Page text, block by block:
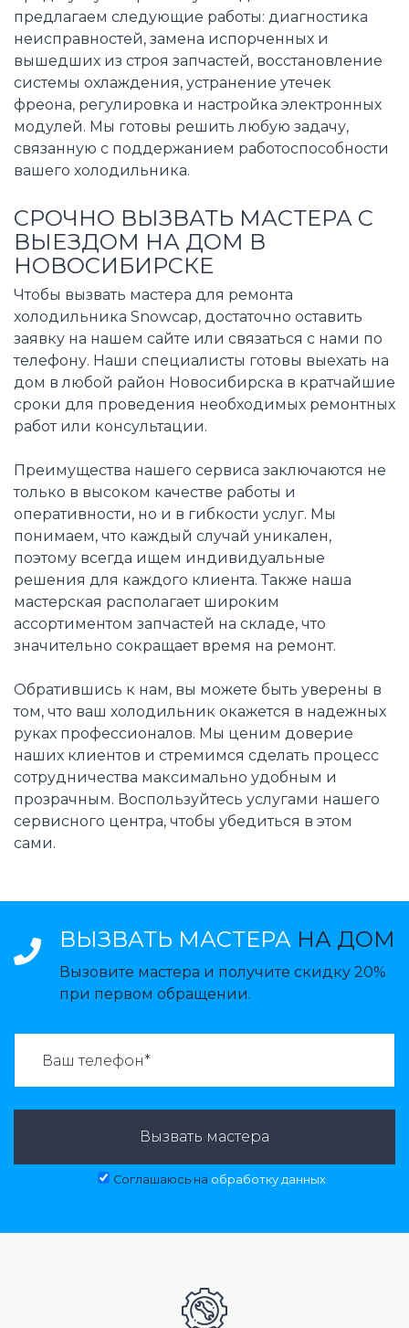
предлагаем следующие работы: диагностика
неисправностей, замена испорченных и
вышедших из строя запчастей, восстановление
системы охлаждения, устранение утечек
фреона, регулировка и настройка электронных
модулей. Мы готовы решить любую задачу,
связанную с поддержанием работоспособности
вашего холодильника.
СРОЧНО ВЫЗВАТЬ МАСТЕРА С
ВЫЕЗДОМ НА ДОМ В
НОВОСИБИРСКЕ
Чтобы вызвать мастера для ремонта
холодильника Snowcap, достаточно оставить
заявку на нашем сайте или связаться с нами по
телефону. Наши специалисты готовы выехать на
дом в любой район Новосибирска в кратчайшие
сроки для проведения необходимых ремонтных
работ или консультации.
Преимущества нашего сервиса заключаются не
только в высоком качестве работы и
оперативности, но и в гибкости услуг. Мы
понимаем, что каждый случай уникален,
поэтому всегда ищем индивидуальные
решения для каждого клиента. Также наша
мастерская располагает широким
ассортиментом запчастей на складе, что
значительно сокращает время на ремонт.
Обратившись к нам, вы можете быть уверены в
том, что ваш холодильник окажется в надежных
руках профессионалов. Мы ценим доверие
наших клиентов и стремимся сделать процесс
сотрудничества максимально удобным и
прозрачным. Воспользуйтесь услугами нашего
сервисного центра, чтобы убедиться в этом
сами.
ВЫЗВАТЬ МАСТЕРА НА ДОМ
Вызовите мастера и получите скидку 20%
при первом обращении.
Вызвать мастера
Соглашаюсь на обработку данных